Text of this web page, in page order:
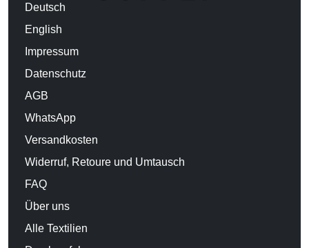
Deutsch
English
Impressum
Datenschutz
AGB
WhatsApp
Versandkosten
Widerruf, Retoure und Umtausch
FAQ
Über uns
Alle Textilien